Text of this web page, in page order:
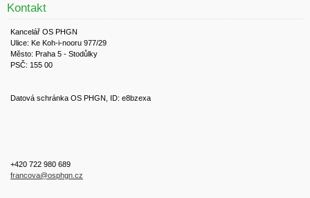
Kontakt
Kancelář OS PHGN
Ulice: Ke Koh-i-nooru 977/29
Město: Praha 5 - Stodůlky
PSČ: 155 00
Datová schránka OS PHGN, ID: e8bzexa
+420 722 980 689
francova@osphgn.cz